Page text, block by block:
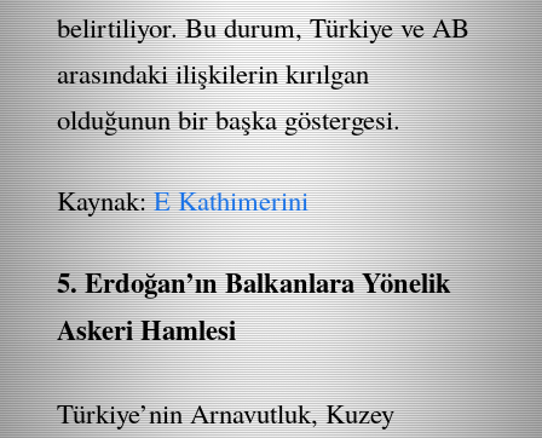
belirtiliyor. Bu durum, Türkiye ve AB
arasındaki ilişkilerin kırılgan
olduğunun bir başka göstergesi.
Kaynak:E Kathimerini
5. Erdoğan’ın Balkanlara Yönelik
Askeri Hamlesi
Türkiye’nin Arnavutluk, Kuzey